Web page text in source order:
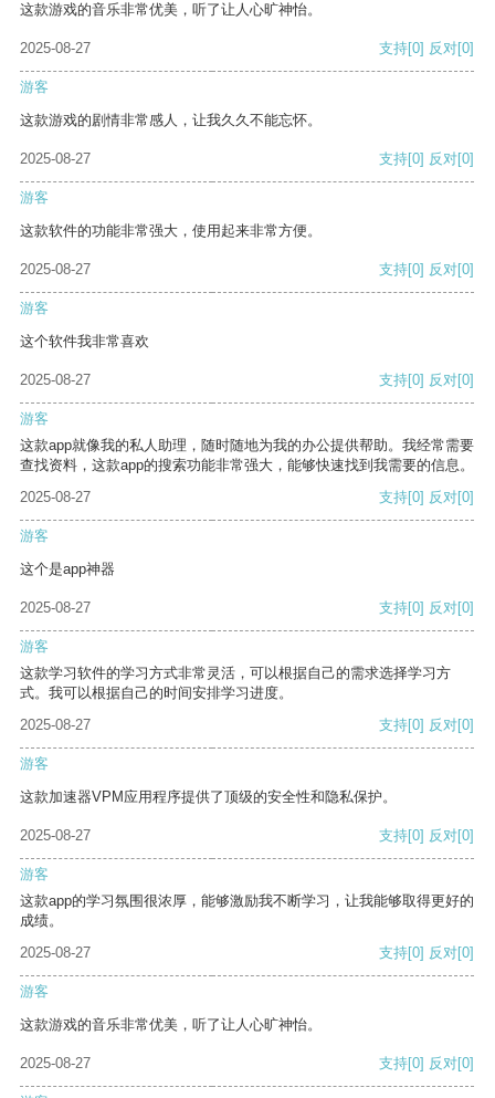
这款游戏的音乐非常优美，听了让人心旷神怡。
2025-08-27 支持[0] 反对[0]
游客
这款游戏的剧情非常感人，让我久久不能忘怀。
2025-08-27 支持[0] 反对[0]
游客
这款软件的功能非常强大，使用起来非常方便。
2025-08-27 支持[0] 反对[0]
游客
这个软件我非常喜欢
2025-08-27 支持[0] 反对[0]
游客
这款app就像我的私人助理，随时随地为我的办公提供帮助。我经常需要
查找资料，这款app的搜索功能非常强大，能够快速找到我需要的信息。
2025-08-27
支持[0] 反对[0]
游客
这个是app神器
2025-08-27 支持[0] 反对[0]
游客
这款学习软件的学习方式非常灵活，可以根据自己的需求选择学习方
式。我可以根据自己的时间安排学习进度。
2025-08-27
支持[0] 反对[0]
游客
这款加速器VPM应用程序提供了顶级的安全性和隐私保护。
2025-08-27 支持[0] 反对[0]
游客
这款app的学习氛围很浓厚，能够激励我不断学习，让我能够取得更好的
成绩。
2025-08-27
支持[0] 反对[0]
游客
这款游戏的音乐非常优美，听了让人心旷神怡。
2025-08-27 支持[0] 反对[0]